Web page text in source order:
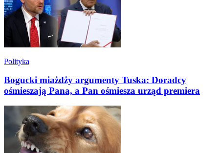
Polityka
Bogucki miażdży argumenty Tuska: Doradcy
ośmieszają Pana, a Pan ośmiesza urząd premiera